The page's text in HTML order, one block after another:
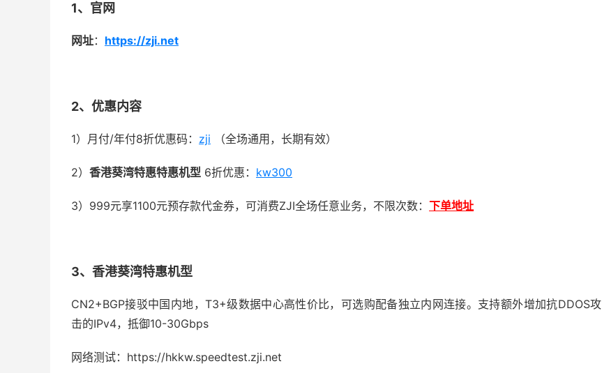
1、官网
网址： https://zji.net
2、优惠内容
1）月付/年付8折优惠码： zji （全场通用，长期有效）
2） 香港葵湾特惠特惠机型 6折优惠： kw300
3）999元享1100元预存款代金券，可消费ZJI全场任意业务，不限次数： 下单地址
3、 香港葵湾特惠机型
CN2+BGP接驳中国内地，T3+级数据中心高性价比，可选购配备独立内网连接。支持额外增加抗DDOS攻
击的IPv4，抵御10-30Gbps
网络测试：https://hkkw.speedtest.zji.net